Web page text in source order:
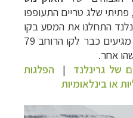
שלג טריים התעופפו
התחלנו את המסע בקו
הרוחב 65 צפון, והיום אנחנו מגיעים כבר לקו הרוחב 79
אחר.
של גרינלנד | הפלגות
או בינלאומיות